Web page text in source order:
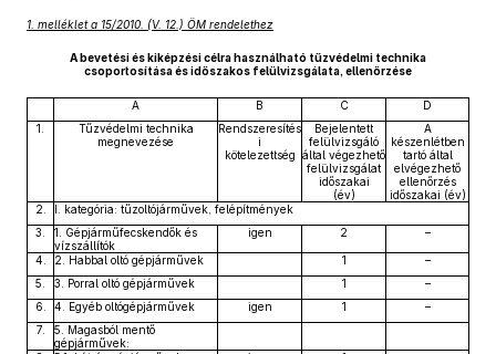
1. melléklet a 15/2010. (V. 12.) ÖM rendelethez
A bevetési és kiképzési célra használható tűzvédelmi technika
csoportosítása és időszakos felülvizsgálata, ellenőrzése
A B C
D
1.
Tűzvédelmi technika
megnevezése
Rendszeresítés
i
kötelezettség
Bejelentett
felülvizsgáló
által végezhető
felülvizsgálat
időszakai
(év)
A
készenlétben
tartó által
elvégezhető
ellenőrzés
időszakai (év)
2.
I. kategória: tűzoltójárművek, felépítmények
3.
1. Gépjárműfecskendők és
vízszállítók
igen 2 –
4. 2. Habbal oltó gépjárművek 1
–
5.
3. Porral oltó gépjárművek 1
–
6.
4. Egyéb oltógépjárművek igen 1
–
7.
5. Magasból mentő
gépjárművek: